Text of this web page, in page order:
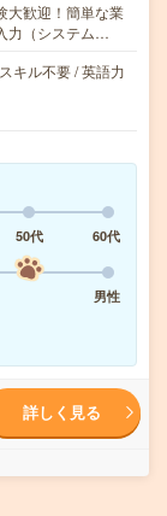
大歓迎！簡単な業
力（システム…
キル不要 / 英語力
50代
60代
男性
詳しく見る